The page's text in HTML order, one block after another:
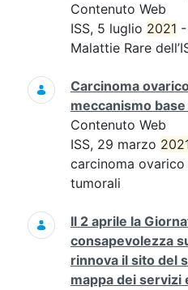
Contenuto Web
ISS, 5 luglio 2021
Malattie Rare
Carcinoma
meccanismo
Contenuto Web
ISS, 29 marzo
carcinoma
tumorali
Il 2 aprile la
consapevolezza
rinnova il sito del
mappa dei servizi